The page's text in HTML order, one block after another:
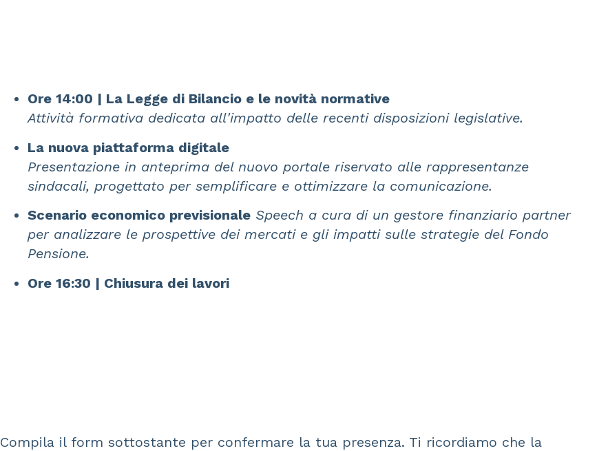
Ore 14:00 | La Legge di Bilancio e le novità normative
Attività formativa dedicata all'impatto delle recenti disposizioni legislative.
La nuova piattaforma digitale
Presentazione in anteprima del nuovo portale riservato alle rappresentanze
sindacali, progettato per semplificare e ottimizzare la comunicazione.
Scenario economico previsionale Speech a cura di un gestore finanziario partner
per analizzare le prospettive dei mercati e gli impatti sulle strategie del Fondo
Pensione.
Ore 16:30 | Chiusura dei lavori
Compila il form sottostante per confermare la tua presenza. Ti ricordiamo che la